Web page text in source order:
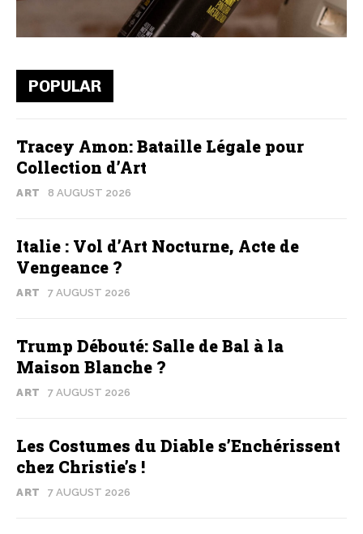
POPULAR
Tracey Amon: Bataille Légale pour
Collection d’Art
ART 8 AUGUST 2026
Italie : Vol d’Art Nocturne, Acte de
Vengeance ?
ART 7 AUGUST 2026
Trump Débouté: Salle de Bal à la
Maison Blanche ?
ART 7 AUGUST 2026
Les Costumes du Diable s’Enchérissent
chez Christie’s !
ART 7 AUGUST 2026